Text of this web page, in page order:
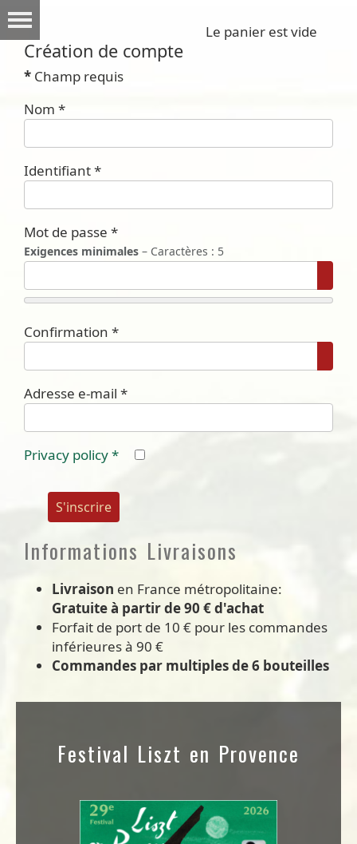
Le panier est vide
Création de compte
* Champ requis
Nom *
Identifiant*
Mot de passe *
Exigences minimales – Caractères : 5
Confirmation *
Adresse e-mail *
Privacy policy*
S'inscrire
Informations Livraisons
Livraison en France métropolitaine:
Gratuite à partir de 90 € d'achat
Forfait de port de 10 € pour les commandes
inférieures à 90 €
Commandes par multiples de 6 bouteilles
Festival Liszt en Provence